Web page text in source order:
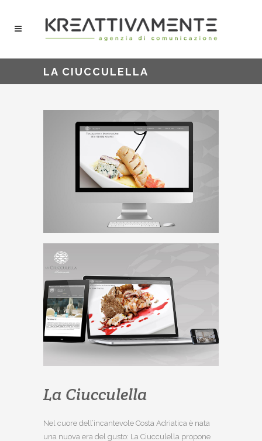
LA CIUCCULELLA
La Ciucculella
Nel cuore dell’incantevole Costa Adriatica è nata
una nuova era del gusto: La Ciucculella propone